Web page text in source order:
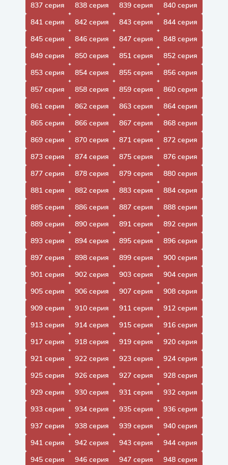
837 серия
838 серия 839 серия
840 серия
841 серия
842 серия 843 серия
844 серия
845 серия
846 серия 847 серия
848 серия
849 серия
850 серия 851 серия
852 серия
853 серия
854 серия 855 серия
856 серия
857 серия
858 серия 859 серия
860 серия
861 серия
862 серия 863 серия
864 серия
865 серия
866 серия 867 серия
868 серия
869 серия
870 серия 871 серия
872 серия
873 серия
874 серия 875 серия
876 серия
877 серия
878 серия 879 серия
880 серия
881 серия
882 серия 883 серия
884 серия
885 серия
886 серия 887 серия
888 серия
889 серия
890 серия 891 серия
892 серия
893 серия
894 серия 895 серия
896 серия
897 серия
898 серия 899 серия
900 серия
901 серия
902 серия 903 серия
904 серия
905 серия
906 серия 907 серия
908 серия
909 серия
910 серия 911 серия
912 серия
913 серия
914 серия 915 серия
916 серия
917 серия
918 серия 919 серия
920 серия
921 серия
922 серия 923 серия
924 серия
925 серия
926 серия 927 серия
928 серия
929 серия
930 серия 931 серия
932 серия
933 серия
934 серия 935 серия
936 серия
937 серия
938 серия 939 серия
940 серия
941 серия
942 серия 943 серия
944 серия
945 серия
946 серия 947 серия 948 серия